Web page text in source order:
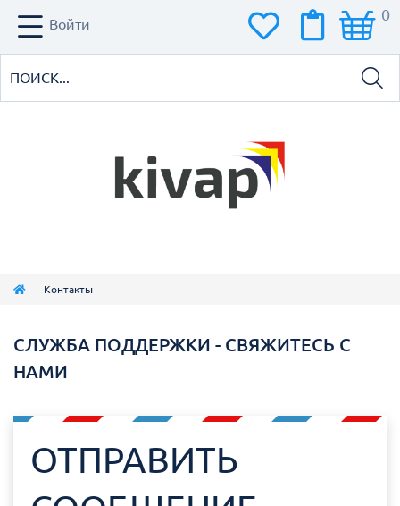
Войти
0
Контакты
СЛУЖБА ПОДДЕРЖКИ - СВЯЖИТЕСЬ С
НАМИ
ОТПРАВИТЬ